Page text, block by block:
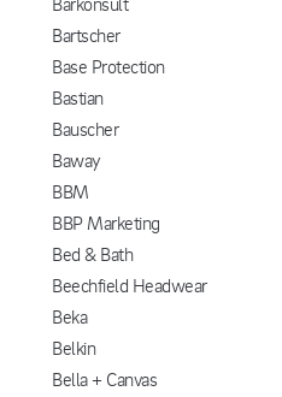
Bartscher
Base Protection
Bastian
Bauscher
Baway
BBM
BBP Marketing
Bed & Bath
Beechfield Headwear
Beka
Belkin
Bella + Canvas